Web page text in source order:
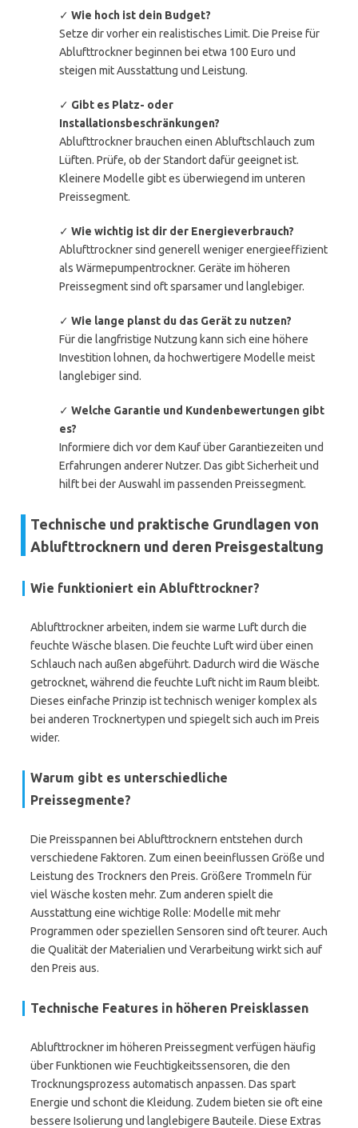
✓ Wie hoch ist dein Budget?
Setze dir vorher ein realistisches Limit. Die Preise für
Ablufttrockner beginnen bei etwa 100 Euro und
steigen mit Ausstattung und Leistung.
✓ Gibt es Platz- oder
Installationsbeschränkungen?
Ablufttrockner brauchen einen Abluftschlauch zum
Lüften. Prüfe, ob der Standort dafür geeignet ist.
Kleinere Modelle gibt es überwiegend im unteren
Preissegment.
✓ Wie wichtig ist dir der Energieverbrauch?
Ablufttrockner sind generell weniger energieeffizient
als Wärmepumpentrockner. Geräte im höheren
Preissegment sind oft sparsamer und langlebiger.
✓ Wie lange planst du das Gerät zu nutzen?
Für die langfristige Nutzung kann sich eine höhere
Investition lohnen, da hochwertigere Modelle meist
langlebiger sind.
✓ Welche Garantie und Kundenbewertungen gibt
es?
Informiere dich vor dem Kauf über Garantiezeiten und
Erfahrungen anderer Nutzer. Das gibt Sicherheit und
hilft bei der Auswahl im passenden Preissegment.
Technische und praktische Grundlagen von
Ablufttrocknern und deren Preisgestaltung
Wie funktioniert ein Ablufttrockner?
Ablufttrockner arbeiten, indem sie warme Luft durch die
feuchte Wäsche blasen. Die feuchte Luft wird über einen
Schlauch nach außen abgeführt. Dadurch wird die Wäsche
getrocknet, während die feuchte Luft nicht im Raum bleibt.
Dieses einfache Prinzip ist technisch weniger komplex als
bei anderen Trocknertypen und spiegelt sich auch im Preis
wider.
Warum gibt es unterschiedliche
Preissegmente?
Die Preisspannen bei Ablufttrocknern entstehen durch
verschiedene Faktoren. Zum einen beeinflussen Größe und
Leistung des Trockners den Preis. Größere Trommeln für
viel Wäsche kosten mehr. Zum anderen spielt die
Ausstattung eine wichtige Rolle: Modelle mit mehr
Programmen oder speziellen Sensoren sind oft teurer. Auch
die Qualität der Materialien und Verarbeitung wirkt sich auf
den Preis aus.
Technische Features in höheren Preisklassen
Ablufttrockner im höheren Preissegment verfügen häufig
über Funktionen wie Feuchtigkeitssensoren, die den
Trocknungsprozess automatisch anpassen. Das spart
Energie und schont die Kleidung. Zudem bieten sie oft eine
bessere Isolierung und langlebigere Bauteile. Diese Extras